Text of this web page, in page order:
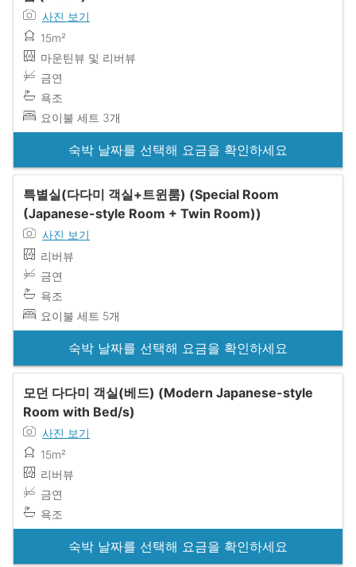
사진 보기
15m²
마운틴뷰 및 리버뷰
금연
욕조
요이불 세트 3개
숙박 날짜를 선택해 요금을 확인하세요
특별실(다다미 객실+트윈룸) (Special Room
(Japanese-style Room + Twin Room))
사진 보기
리버뷰
금연
욕조
요이불 세트 5개
숙박 날짜를 선택해 요금을 확인하세요
모던 다다미 객실(베드) (Modern Japanese-style
Room with Bed/s)
사진 보기
15m²
리버뷰
금연
욕조
숙박 날짜를 선택해 요금을 확인하세요